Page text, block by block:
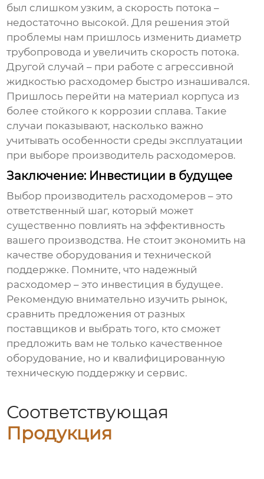
был слишком узким, а скорость потока –
недостаточно высокой. Для решения этой
проблемы нам пришлось изменить диаметр
трубопровода и увеличить скорость потока.
Другой случай – при работе с агрессивной
жидкостью расходомер быстро изнашивался.
Пришлось перейти на материал корпуса из
более стойкого к коррозии сплава. Такие
случаи показывают, насколько важно
учитывать особенности среды эксплуатации
при выборе производитель расходомеров.
Заключение: Инвестиции в будущее
Выбор производитель расходомеров – это
ответственный шаг, который может
существенно повлиять на эффективность
вашего производства. Не стоит экономить на
качестве оборудования и технической
поддержке. Помните, что надежный
расходомер – это инвестиция в будущее.
Рекомендую внимательно изучить рынок,
сравнить предложения от разных
поставщиков и выбрать того, кто сможет
предложить вам не только качественное
оборудование, но и квалифицированную
техническую поддержку и сервис.
Соответствующая
Продукция